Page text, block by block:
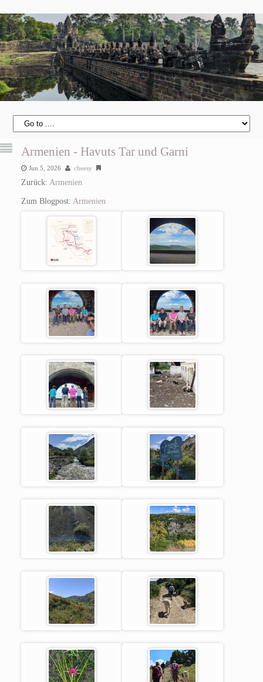
Armenien - Havuts Tar und Garni
Jun 5, 2026 cheesy
Zurück: Armenien
Zum Blogpost: Armenien